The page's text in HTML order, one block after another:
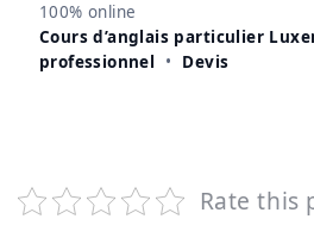
100% online
Cours d’anglais particulier
professionnel • Devis
Rate this